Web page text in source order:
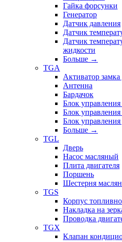
Гайка форсунки
Генератор
Датчик давления
Датчик
Датчик
жидкости
Больше →
TGA
Активатор замка
Антенна
Бардачок
Блок
Блок управления
Блок управления
Больше →
TGL
Дверь
Насос масляный
Плита двигателя
Поршень
Шестерня
TGS
Корпус
Накладка на
Проводка
TGX
Клапан